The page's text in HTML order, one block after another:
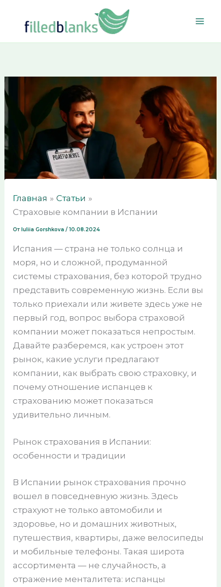
содержимому
Главная
Статьи
Страховые компании в Испании
От Iuliia Gorshkova/10.08.2024
Испания — страна не только солнца и
моря, но и сложной, продуманной
системы страхования, без которой трудно
представить современную жизнь. Если вы
только приехали или живете здесь уже не
первый год, вопрос выбора страховой
компании может показаться непростым.
Давайте разберемся, как устроен этот
рынок, какие услуги предлагают
компании, как выбрать свою страховку, и
почему отношение испанцев к
страхованию может показаться
удивительно личным.
Рынок страхования в Испании:
особенности и традиции
В Испании рынок страхования прочно
вошел в повседневную жизнь. Здесь
страхуют не только автомобили и
здоровье, но и домашних животных,
путешествия, квартиры, даже велосипеды
и мобильные телефоны. Такая широта
ассортимента — не случайность, а
отражение менталитета: испанцы